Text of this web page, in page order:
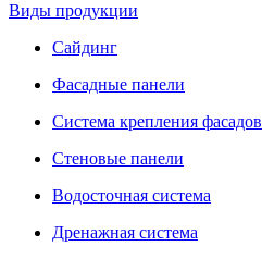
Виды продукции
Сайдинг
Фасадные панели
Система крепления фасадов
Стеновые панели
Водосточная система
Дренажная система